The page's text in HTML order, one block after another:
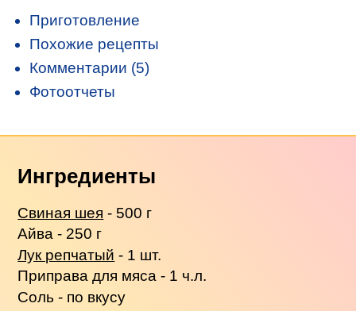
Приготовление
Похожие рецепты
Комментарии (5)
Фотоотчеты
Ингредиенты
Свиная шея - 500 г
Айва - 250 г
Лук репчатый - 1 шт.
Приправа для мяса - 1 ч.л.
Соль - по вкусу